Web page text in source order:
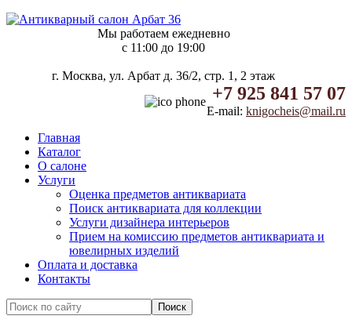
Мы работаем ежедневно
c 11:00 до 19:00
г. Москва, ул. Арбат д. 36/2, стр. 1, 2 этаж
+7 925 841 57 07
E-mail: knigocheis@mail.ru
Главная
Каталог
О салоне
Услуги
Оценка предметов антиквариата
Поиск антиквариата для коллекции
Услуги дизайнера интерьеров
Прием на комиссию предметов антиквариата и
ювелирных изделий
Оплата и доставка
Контакты